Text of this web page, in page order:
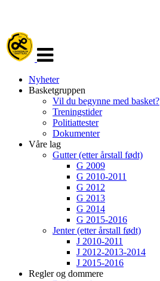
navigasjon
Nyheter
Basketgruppen
Vil du begynne med basket?
Treningstider
Politiattester
Dokumenter
Våre lag
Gutter (etter årstall født)
G 2009
G 2010-2011
G 2012
G 2013
G 2014
G 2015-2016
Jenter (etter årstall født)
J 2010-2011
J 2012-2013-2014
J 2015-2016
Regler og dommere